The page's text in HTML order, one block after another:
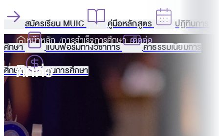
สมัครเรียน MUIC คู่มือหลักสูตร
ปฏิทินการ
ศึกษา
แบบฟอร์มทางวิชาการ
ค่าธรรมเนียมการ
ศึกษา
ทุนการศึกษา
หน้าหลัก การสำเร็จการศึกษา ติดต่อ
ติดต่อ